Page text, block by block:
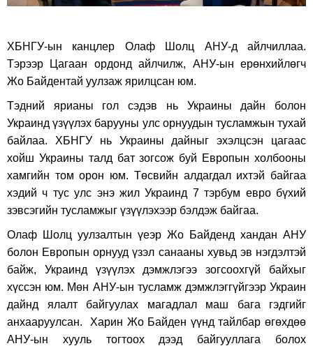
ХБНГУ-ын канцлер Олаф Шолц АНУ-д айлчиллаа.
Тэрээр Цагаан ордонд айлчилж, АНУ-ын ерөнхийлөгч
Жо Байдентай уулзаж ярилцсан юм.
Тэдний ярианы гол сэдэв нь Украины дайн болон
Украинд үзүүлэх барууны улс орнуудын тусламжын тухай
байлаа. ХБНГУ нь Украины дайныг эхэлцсэн цагаас
хойш Украины талд бат зогсож буй Европын холбооны
хамгийн том орон юм. Төсвийн алдагдал ихтэй байгаа
хэдий ч тус улс энэ жил Украинд 7 тэрбум евро бүхий
зэвсэгийн тусламжыг үзүүлэхээр бэлдэж байгаа.
Олаф Шолц уулзалтын үеэр Жо Байденд хандан АНУ
болон Европын орнууд үзэл санааны хувьд эв нэгдэлтэй
байж, Украинд үзүүлэх дэмжлэгээ зогсоохгүй байхыг
хүссэн юм. Мөн АНУ-ын тусламж дэмжлэггүйгээр Украин
дайнд ялалт байгуулах магадлал маш бага гэдгийг
анхааруулсан. Харин Жо Байден үүнд тайлбар өгөхдөө
АНУ-ын хууль тогтоох дээд байгууллага болох